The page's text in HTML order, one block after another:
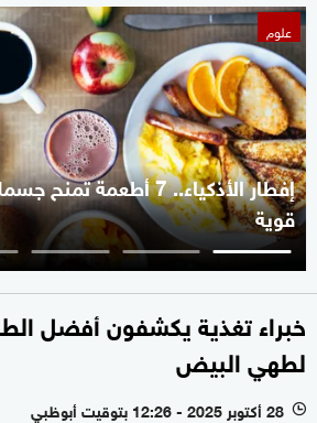
علوم
إفطار الأذكياء.. 7
قوية
خبراء تغذية يكشفون أفضل
لطهي البيض
l 28 أكتوبر 2025 - 12:26 بتوقيت أبوظبي